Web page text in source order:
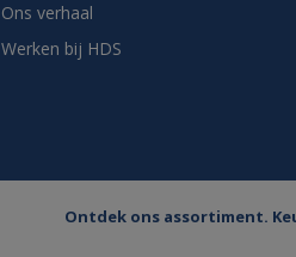
Ons verhaal
Werken bij HDS
Ontdek ons assortiment.